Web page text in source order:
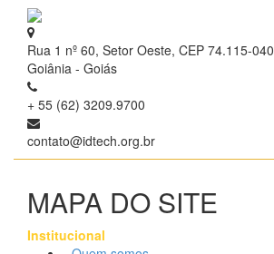
Rua 1 nº 60, Setor Oeste, CEP 74.115-040
Goiânia - Goiás
+ 55 (62) 3209.9700
contato@idtech.org.br
MAPA DO SITE
Institucional